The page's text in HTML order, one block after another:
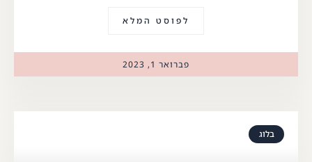
לפוסט המלא
פברואר 1, 2023
בלוג